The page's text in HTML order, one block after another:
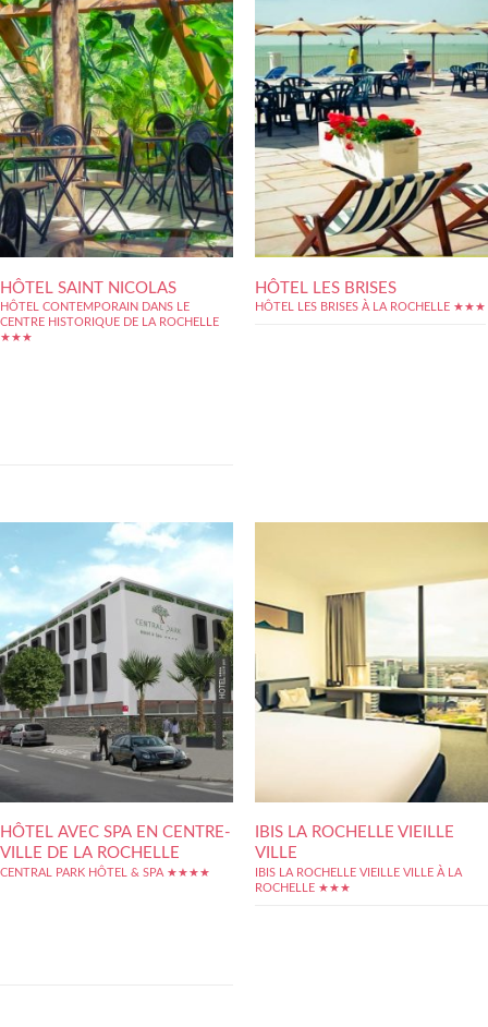
HÔTEL SAINT NICOLAS
HÔTEL CONTEMPORAIN DANS LE
CENTRE HISTORIQUE DE LA ROCHELLE
★★★
HÔTEL LES BRISES
HÔTEL LES BRISES À LA ROCHELLE ★★★
HÔTEL AVEC SPA EN CENTRE-
VILLE DE LA ROCHELLE
CENTRAL PARK HÔTEL & SPA ★★★★
IBIS LA ROCHELLE VIEILLE
VILLE
IBIS LA ROCHELLE VIEILLE VILLE À LA
ROCHELLE ★★★